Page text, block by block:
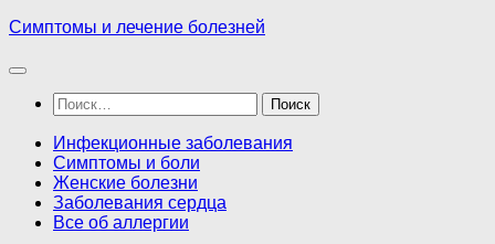
Перейти
содержимому
Симптомы и лечение болезней
Найти:
Инфекционные заболевания
Симптомы и боли
Женские болезни
Заболевания сердца
Все об аллергии